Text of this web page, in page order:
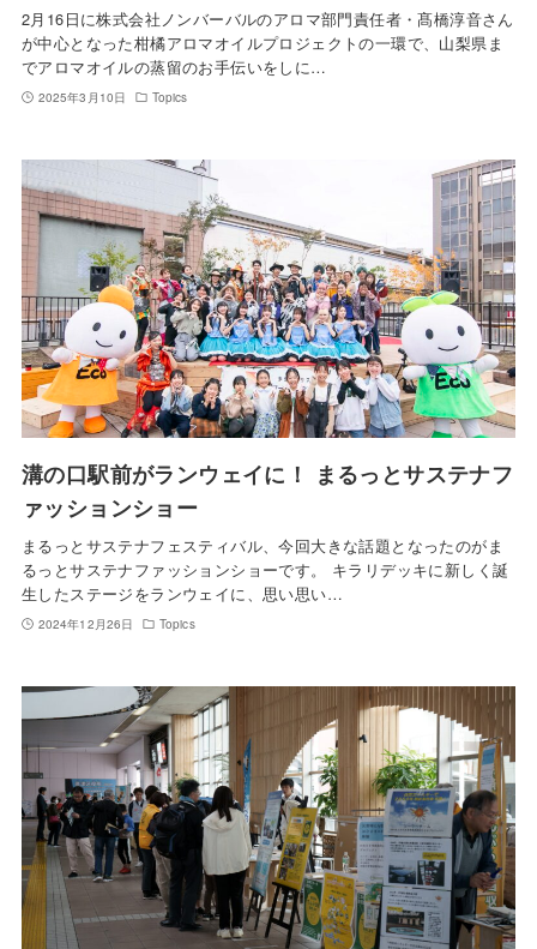
2月16日に株式会社ノンバーバルのアロマ部門責任者・髙橋淳音さん
が中心となった柑橘アロマオイルプロジェクトの一環で、山梨県ま
でアロマオイルの蒸留のお手伝いをしに…
2025年3月10日 Topics
溝の口駅前がランウェイに！ まるっとサステナフ
ァッションショー
まるっとサステナフェスティバル、今回大きな話題となったのがま
るっとサステナファッションショーです。 キラリデッキに新しく誕
生したステージをランウェイに、思い思い…
2024年12月26日 Topics